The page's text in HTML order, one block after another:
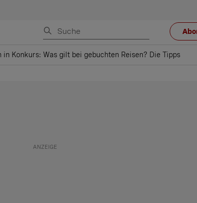
in Konkurs: Was gilt bei gebuchten Reisen? Die Tipps